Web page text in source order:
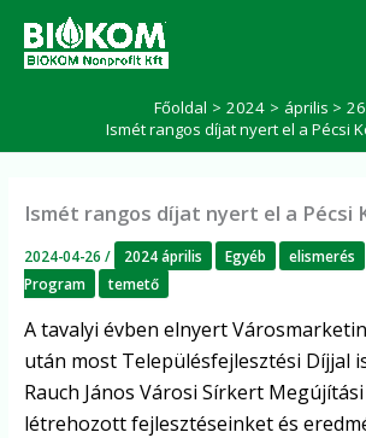
content
Főoldal 2024 április
26
Ismét rangos díjat nyert el a Pécsi
Ismét rangos díjat nyert el a Pécsi
2024-04-26/ 2024 április Egyéb elismerés
Program
temető
A tavalyi évben elnyert
után most Településfejlesztési Díjjal
Rauch János Városi Sírkert
létrehozott fejlesztéseinket és
e
r
s